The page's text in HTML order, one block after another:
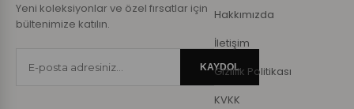
Yeni koleksiyonlar ve özel fırsatlar için
bültenimize katılın.
KAYDOL
Hakkımızda
İletişim
Gizlilik Politikası
KVKK